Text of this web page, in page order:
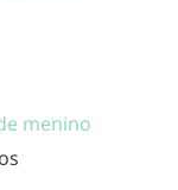
menino